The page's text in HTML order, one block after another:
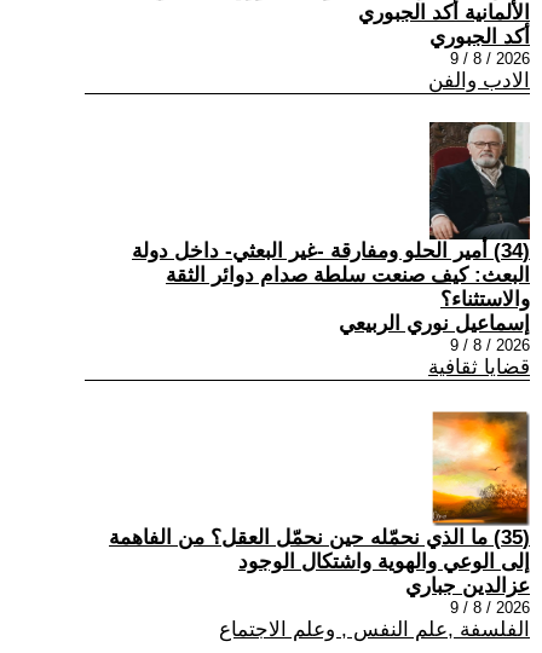
الألمانية أكد الجبوري
أكد الجبوري
2026 / 8 / 9
الادب والفن
(34) أمير الحلو ومفارقة -غير البعثي- داخل دولة
البعث: كيف صنعت سلطة صدام دوائر الثقة
والاستثناء؟
إسماعيل نوري الربيعي
2026 / 8 / 9
قضايا ثقافية
(35) ما الذي نحمّله حين نحمّل العقل؟ من الفاهمة
إلى الوعي والهوية واشتكال الوجود
عزالدين جباري
2026 / 8 / 9
الفلسفة ,علم النفس , وعلم الاجتماع